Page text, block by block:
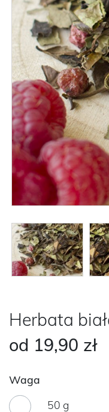
Herbata
od 19,90 zł
Waga
50 g